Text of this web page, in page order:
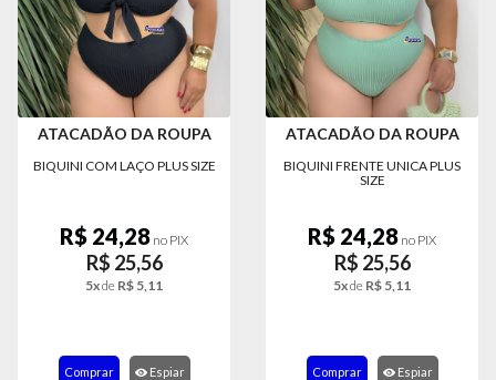
MODA
FITNESS
MODA
GRIFE
INFANTIL
MASCULINA
ATACADÃO DA ROUPA
BIQUINI COM LAÇO PLUS SIZE
R$ 24,28 no PIX
R$ 25,56
5xde R$ 5,11
Comprar Espiar
ATACADÃO DA ROUPA
BIQUINI FRENTE UNICA PLUS
SIZE
R$ 24,28 no PIX
R$ 25,56
5xde R$ 5,11
Comprar Espiar